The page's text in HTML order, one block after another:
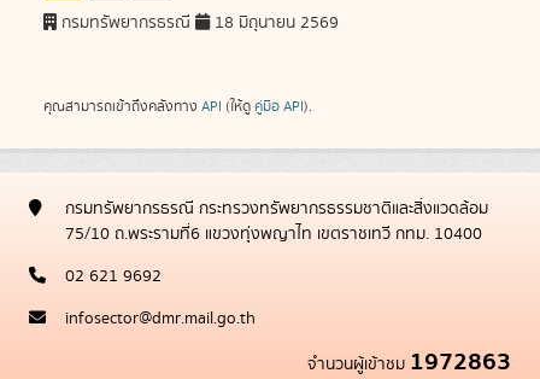
กรมทรัพยากรธรณี 18 มิถุนายน 2569
คุณสามารถเข้าถึงคลังทาง API (ให้ดู คู่มือ API).
กรมทรัพยากรธรณี กระทรวงทรัพยากรธรรมชาติและสิ่งแวดล้อม
75/10 ถ.พระรามที่6 แขวงทุ่งพญาไท เขตราชเทวี กทม. 10400
02 621 9692
infosector@dmr.mail.go.th
จำนวนผู้เข้าชม 1972863